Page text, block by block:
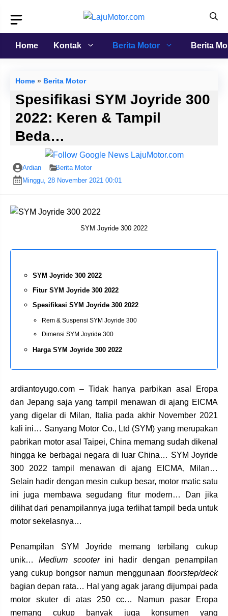
isi
Home
Kontak Berita Motor Berita
Home » Berita Motor
Spesifikasi SYM Joyride 300
2022: Keren & Tampil
Beda…
Ardian
Berita Motor
Minggu, 28 November 2021 00:01
SYM Joyride 300 2022
SYM Joyride 300 2022
Fitur SYM Joyride 300 2022
Spesifikasi SYM Joyride 300 2022
Rem & Suspensi SYM Joyride 300
Dimensi SYM Joyride 300
Harga SYM Joyride 300 2022
ardiantoyugo.com – Tidak hanya parbikan asal Eropa
dan Jepang saja yang tampil menawan di ajang EICMA
yang digelar di Milan, Italia pada akhir November 2021
kali ini… Sanyang Motor Co., Ltd (SYM) yang merupakan
pabrikan motor asal Taipei, China memang sudah dikenal
hingga ke berbagai negara di luar China… SYM Joyride
300 2022 tampil menawan di ajang EICMA, Milan…
Selain hadir dengan mesin cukup besar, motor matic satu
ini juga membawa segudang fitur modern… Dan jika
dilihat dari penampilannya juga terlihat tampil beda untuk
motor sekelasnya…
Penampilan SYM Joyride memang terbilang cukup
unik…Medium scooterini hadir dengan penampilan
yang cukup bongsor namun menggunaan floorstep/deck
bagian depan rata… Hal yang agak jarang dijumpai pada
motor skuter di atas 250 cc… Namun pasar Eropa
memang cukup banyak juga konsumen yang